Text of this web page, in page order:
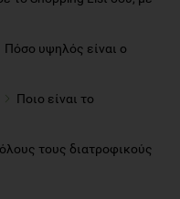
Πόσο υψηλός είναι ο
Ποιο είναι το
τους διατροφικούς